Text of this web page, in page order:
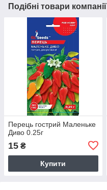
Подібні товари компанії
Перець гострий Маленьке
Диво 0.25г
15 ₴
Купити